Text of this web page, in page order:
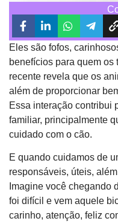
Eles são fofos,
benefícios para quem os
recente revela que os
além de proporcionar
Essa interação contribui
familiar, principalmente
cuidado com o cão.
E quando cuidamos de
responsáveis, úteis,
Imagine você chegando
foi difícil e vem aquele
carinho, atenção, feliz